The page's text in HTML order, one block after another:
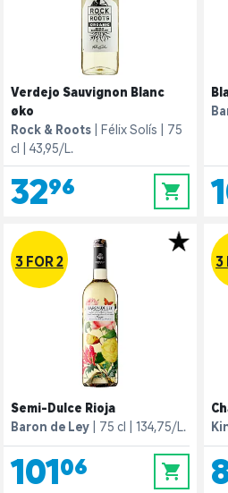
Verdejo Sauvignon Blanc
øko
Rock & Roots
Félix Solís
75
cl
43,95/L.
32,96 0
3 FOR 2
Semi-Dulce Rioja
Baron de Ley
75 cl 134,75/L.
101,06 0
3